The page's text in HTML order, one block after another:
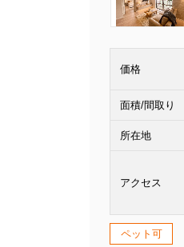
価格
面積/間取り
所在地
アクセス
ペット可